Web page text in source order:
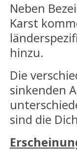
Neben
Karst
hinzu.
Die
sinkenden
sind die